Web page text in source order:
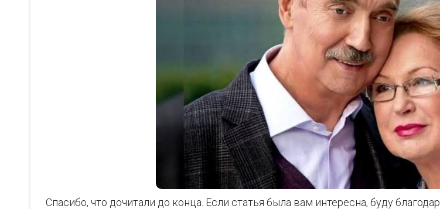
Спасибо, что дочитали до конца. Если статья была вам интересна, буду